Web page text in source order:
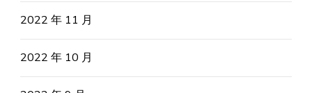
2022 年 11 月
2022 年 10 月